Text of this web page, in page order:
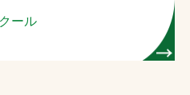
ール